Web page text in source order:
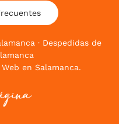
· Despedidas de
Web en Salamanca.